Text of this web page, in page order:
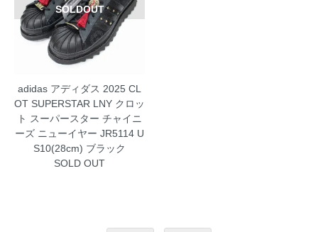
SOLDOUT
adidas アディダス 2025 CL
OT SUPERSTAR LNY クロッ
ト スーパースター チャイニ
ーズ ニューイヤー JR5114 U
S10(28cm) ブラック
SOLD OUT